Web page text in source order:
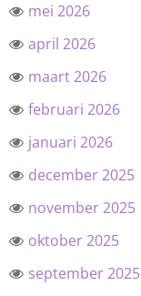
mei 2026
april 2026
maart 2026
februari 2026
januari 2026
december 2025
november 2025
oktober 2025
september 2025